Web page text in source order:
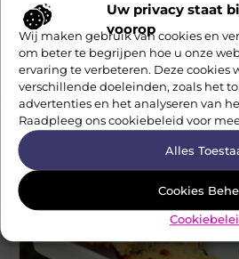
Uw privacy staat
voorop
Wij maken gebruik van cookies en
om beter te begrijpen hoe u onze
ervaring te verbeteren. Deze cookies
verschillende doeleinden, zoals het
advertenties en het analyseren van
Raadpleeg ons cookiebeleid voor
Alles
Cookies
Hoe organiseer je een geslaagde
Kies de juiste dag om te barbecueën
het te warm of te hard waait. Bij
Neophema Werkgroep